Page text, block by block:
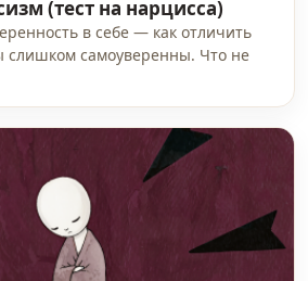
(тест на нарцисса)
в себе — как отличить
слишком самоуверенны. Что не